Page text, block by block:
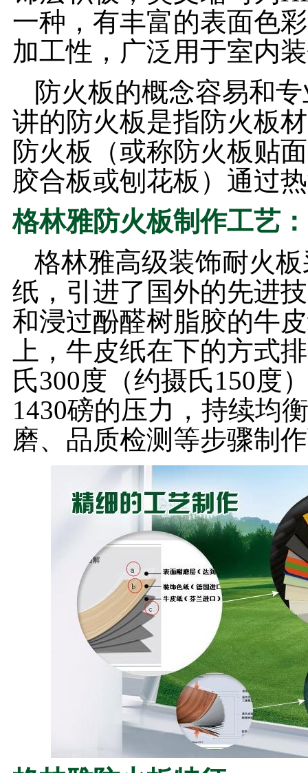
一种，有丰富的表面色
加工性，广泛用于室内
防火板的概念容易和
讲的防火板是指防火板
防火板（或称防火板贴
胶合板或刨花板）通过
格林雅防火板制作工艺：
格林雅高级装饰耐火
纸，引进了国外的先进
和浸过酚醛树脂胶的牛
上，牛皮纸在下的方式
氏300度（约摄氏150度
1430磅的压力，持续均
磨、品质检测等步骤制